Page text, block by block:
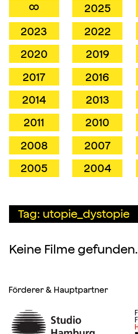
∞ 2025
2023
2022
2020
2019
2017
2016
2014
2013
2011
2010
2008
2007
2005
2004
Tag: utopie_dystopie
Keine Filme gefunden.
Förderer & Hauptpartner